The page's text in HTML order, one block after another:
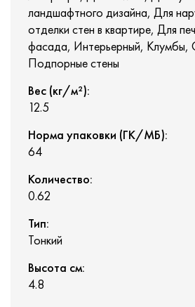
ландшафтного дизайна, Для
отделки стен в квартире, Для
фасада, Интерьерный, Клумбы,
Подпорные стены
Вес (кг/м²):
12.5
Норма упаковки (ГК/МБ):
64
Количество:
0.62
Тип:
Тонкий
Высота см:
4.8